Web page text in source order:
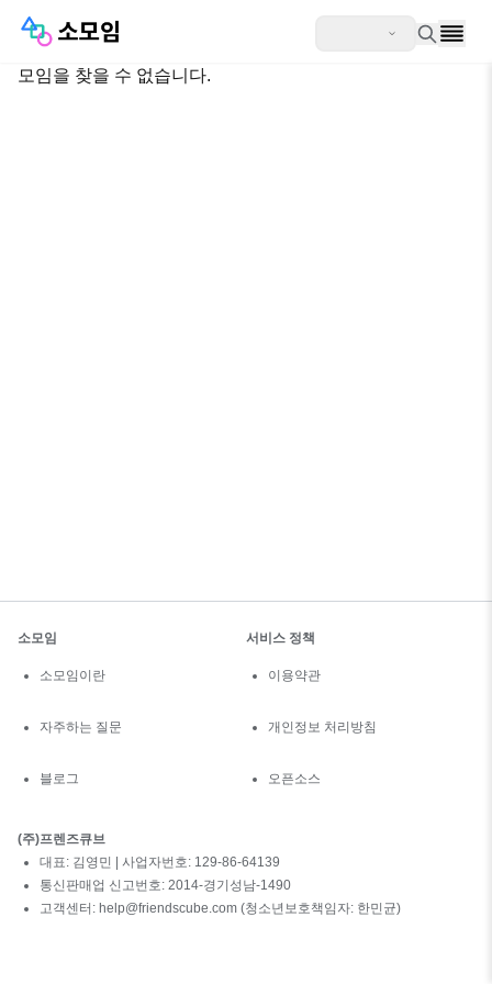
모임을 찾을 수 없습니다.
소모임
소모임이란
자주하는 질문
블로그
서비스 정책
이용약관
개인정보 처리방침
오픈소스
(주)프렌즈큐브
대표: 김영민 | 사업자번호: 129-86-64139
통신판매업 신고번호: 2014-경기성남-1490
고객센터: help@friendscube.com (청소년보호책임자: 한민균)